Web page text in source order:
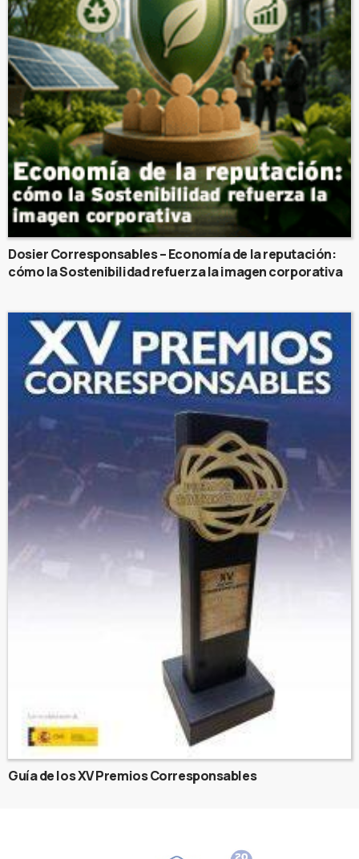
Dosier Corresponsables – Economía de la reputación:
cómo la Sostenibilidad refuerza la imagen corporativa
Guía de los XV Premios Corresponsables